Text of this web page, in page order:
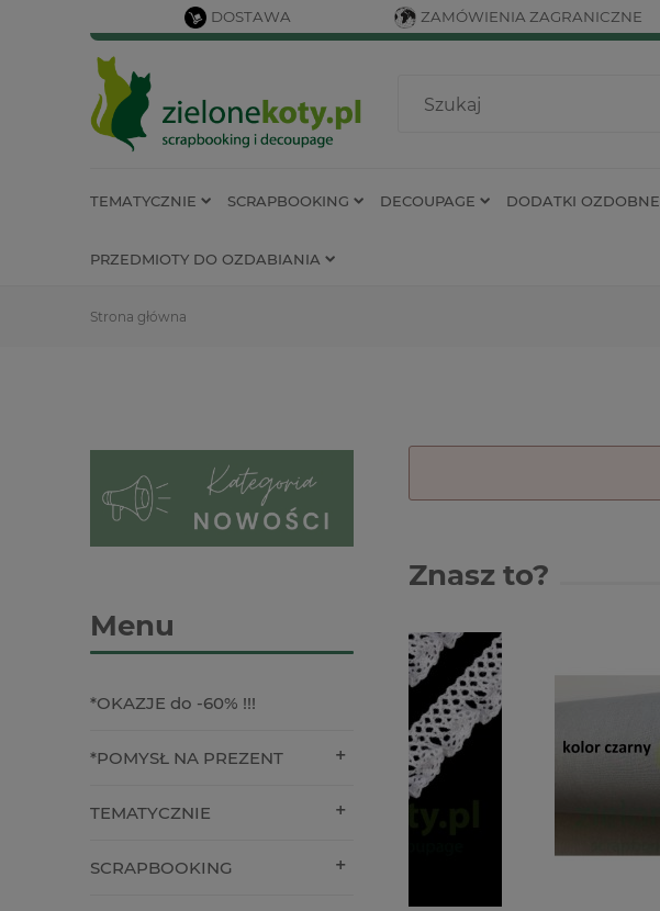
DOSTAWA ZAMÓWIENIA ZAGRANICZNE
TEMATYCZNIE SCRAPBOOKING DECOUPAGE DODATKI OZDOBNE
PRZEDMIOTY DO OZDABIANIA
Strona główna
Menu
*OKAZJE do -60% !!!
*POMYSŁ NA PREZENT
TEMATYCZNIE
SCRAPBOOKING
Znasz to?